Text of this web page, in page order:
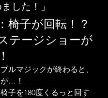
した！」
椅子が回転！？
テージショーが
ルマジックが終わると、
…！
子を180度くるっと回す